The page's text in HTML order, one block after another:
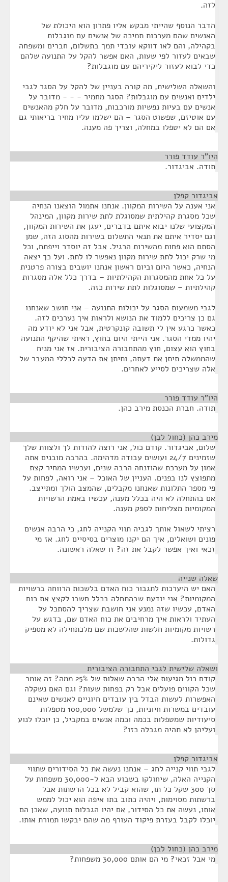
לזה.
הדבר הנוסף שהייתי מבקש אליו פתרון הוא היכולת של
האנשים שהם מערכות תמיכה של אנשים עם מוגבלות
בקהילה, והם לאו דווקא עובדי תמך בתשלום, חברים ומשפחה
שבאים לעזור לפי שעות, האם אפשר להקל על התנועה שלהם
כדי לבוא לעזור ליקיריהם עם מוגבלות?
והשאלה השלישית, מה קורה בעניין של להקל על הסגר לגבי
ילדים ואנשים עם מוגבלות? הסגר מחמיר - - - מדובר על
אנשים עם בעיות נפשיות מורכבות, מדובר על חלק מהאנשים
עם אוטיזם, שפשוט הסגר – הם ישלמו עליו מחיר בריאותי גם
אם הם לא יטפלו במחלה, וצריך פה מענה.
היו"ר עודד פורר
תודה. אביגדור.
אביגדור קפלן
אני אענה על השירות המקוון. אנחנו אתמול הוצאנו הנחיה
שכל מסגרת קהילתית שמסוגלת לתת שירות מקוון, המינהל
המקצועי שלנו יבוא איתם בדברים, יעגן את השירות המקוון,
וגם יסדיר איתם את תנאי התשלום בשירות מהסוג הזה, שמן
הסתם הוא פחות מהשירות הרגיל. אבל זה יוסדר וייפתח, וכל
מי שרק יכול לתת שירות מקוון נאפשר לו לתת. ועל כך יצאה
הנחיה, כאשר היום וביום ראשון אנחנו יושבים בצורה פרטנית
על כל אחת מהמסגרות הקהילתיות – בדרך כלל אלה מסגרות
קהילתיות – שמסוגלות לתת שירות כזה.
לגבי משמעות הסגר על יכולות התנועה – אני חושב שאנחנו
גם כן צריכים ללמוד את הנושא ולראות איך נערכים לזה.
כאשר כרגע אין לי תשובה קונקרטית, אבל אני לא יודע מה
יהיו ממדי הסגר. אני הייתי היום בחוץ, ראיתי שהיקף התנועה
בחוץ הוא עצום, חוץ מהתחבורה הציבורית. אז אני מניח
שהממשלה תיתן את דעתה, ותיתן את הדעה לכללי המעבר של
אלה שצריכים לסייע לאחרים.
היו"ר עודד פורר
תודה. חברת הכנסת מירב כהן.
מירב כהן (כחול לבן)
שלום, אביגדור. קודם כול, אני רוצה להודות לך ולצוות שלך
שזמינים 24/7 ועושים עבודה מדהימה. בהרבה מובנים אתה
אמון על מערכת שהוזנחה הרבה שנים, ועכשיו המחיר קצת
מתפוצץ לנו בפנים. העניין של האוכל – אני רואה, לפחות על
פי מספר התלונות שאנחנו מקבלים, שהמצב הולך ומתייצב.
אם בהתחלה לא היה בכלל מענה, עכשיו באמת הרשויות
המקומיות מצליחות לספק מענה.
רציתי לשאול אותך לגביה תווי הקנייה לחג, כי הרבה אנשים
פונים ושואלים, איך הם יקנו מוצרים בסיסיים לחג. אז מי
זכאי ואיך אפשר לקבל את זה? זו שאלה ראשונה.
שאלה שנייה
האם יש היערכות לתגבור כוח האדם בלשכות הרווחה ברשויות
המקומיות? אני יודעת שבהתחלה בכלל חשבו לקצץ את כוח
האדם, עכשיו שזה נמנע אני חושבת שצריך להסתכל על
העתיד ולראות איך מרחיבים את כוח האדם שם, בדגש על
רשויות מקומיות חלשות שהלשכות שם מלכתחילה לא מספיק
גדולות.
ושאלה שלישית לגבי התחבורה הציבורית
קודם כול מגיעות אלי הרבה שאלות של 25% ממה? זה אומר
שכל הקווים פועלים אבל רק בפחות שעות? וגם האם נשקלה
האפשרות לעשות הבדל בין עובדים חיוניים לאנשים שאינם
עובדים במשרות חיוניות, כך שלמשל 100,000 מטפלות
סיעודיות שמטפלות בכמה וכמה אנשים במקביל, כן יוכלו לנוע
ועליהן לא תהיה מגבלה כזו?
אביגדור קפלן
לגבי תווי קנייה לחג – אנחנו נעשה את כל הסידורים שתווי
הקנייה האלה, שיחולקו בשבוע הבא ל-30,000 משפחות על
סך 300 שקל כל תו, שהוא קביל לא בכל הרשתות אבל
ברשתות מסוימות, ויהיה כתוב בתו איפה הוא יכול לממש
אותו, נעשה את כל הסידור, אם יהיו הגבלות תנועה, שאכן הם
יוכלו לקבל בעזרת פיקוד העורף מה שהם יבקשו תמורת אותו.
מירב כהן (כחול לבן)
מי אבל זכאי? מי הם אותם 30,000 משפחות?